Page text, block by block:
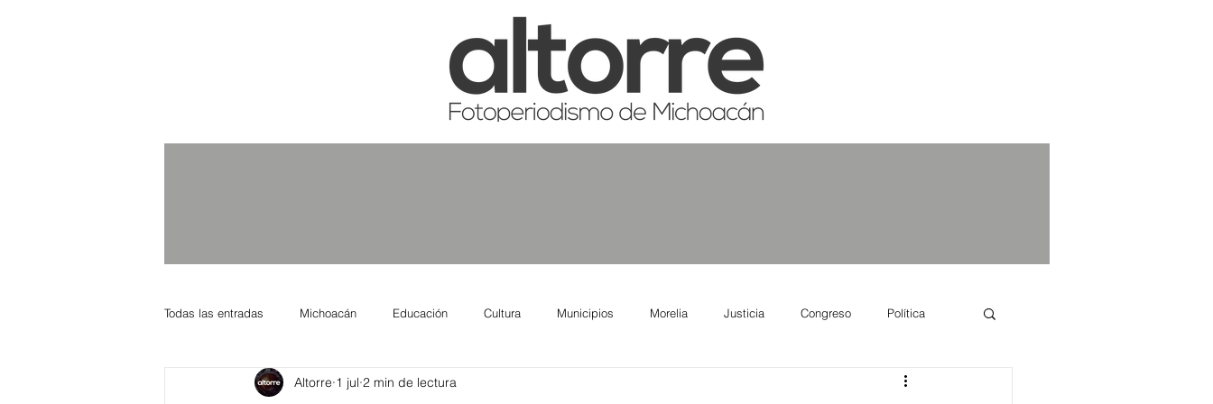
Todas las entradas Michoacán Educación Cultura Municipios Morelia Justicia Congreso Política
Nacional Internacional Columnistas Salud
Altorre 1 jul 2 min de lectura